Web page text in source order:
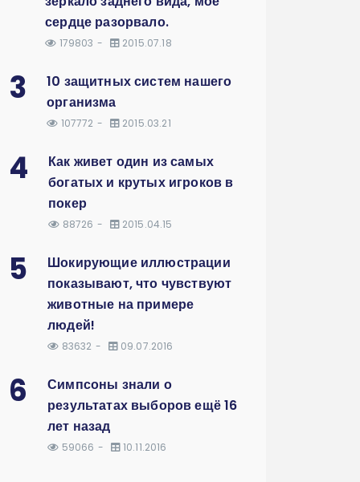
сердце разорвало.
179803 2015.07.18
3
10 защитных систем нашего
организма
107772 2015.03.21
4
Как живет один из самых
богатых и крутых игроков в
покер
88726 2015.04.15
5
Шокирующие иллюстрации
показывают, что чувствуют
животные на примере
людей!
83632 09.07.2016
6
Симпсоны знали о
результатах выборов ещё 16
лет назад
59066 10.11.2016